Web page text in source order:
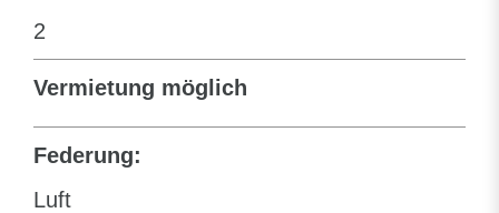
2
Vermietung möglich
Federung:
Luft